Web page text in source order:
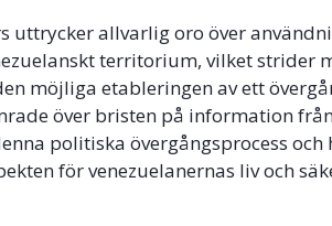
uttrycker allvarlig oro över
territorium, vilket strider
möjliga etableringen av ett
över bristen på information
politiska övergångsprocess och
för venezuelanernas liv och